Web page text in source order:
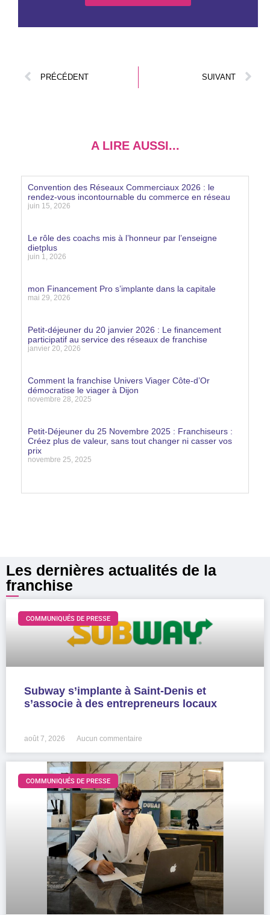
PRÉCÉDENT SUIVANT
A LIRE AUSSI...
Convention des Réseaux Commerciaux 2026 : le
rendez-vous incontournable du commerce en réseau
juin 15, 2026
Le rôle des coachs mis à l’honneur par l’enseigne
dietplus
juin 1, 2026
mon Financement Pro s’implante dans la capitale
mai 29, 2026
Petit-déjeuner du 20 janvier 2026 : Le financement
participatif au service des réseaux de franchise
janvier 20, 2026
Comment la franchise Univers Viager Côte-d’Or
démocratise le viager à Dijon
novembre 28, 2025
Petit-Déjeuner du 25 Novembre 2025 : Franchiseurs :
Créez plus de valeur, sans tout changer ni casser vos
prix
novembre 25, 2025
Les dernières actualités de la
franchise
COMMUNIQUÉS DE PRESSE
Subway s’implante à Saint-Denis et
s’associe à des entrepreneurs locaux
août 7, 2026 Aucun commentaire
COMMUNIQUÉS DE PRESSE